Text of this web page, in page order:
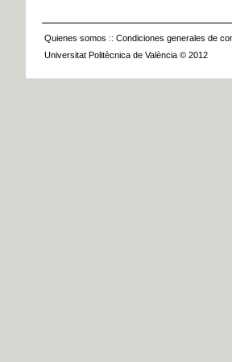
Quienes somos :: Condiciones generales de
Universitat Politècnica de València © 2012